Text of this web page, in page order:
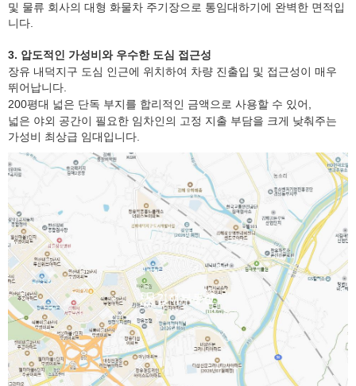
및 물류 회사의 대형 화물차 주기장으로 통임대하기에 완벽한 면적입
니다.
3. 압도적인 가성비와 우수한 도심 접근성
장유 내덕지구 도심 인근에 위치하여 차량 진출입 및 접근성이 매우
뛰어납니다.
200평대 넓은 단독 부지를 합리적인 금액으로 사용할 수 있어,
넓은 야외 공간이 필요한 임차인의 고정 지출 부담을 크게 낮춰주는
가성비 최상급 임대입니다.